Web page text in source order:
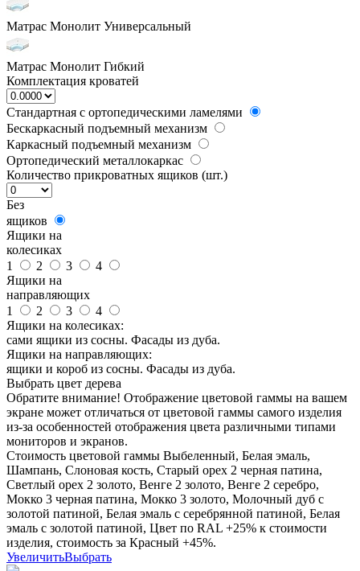
Матрас Монолит Универсальный
Матрас Монолит Гибкий
Комплектация кроватей
Стандартная с ортопедическими ламелями
Бескаркасный подъемный механизм
Каркасный подъемный механизм
Ортопедический металлокаркас
Количество прикроватных ящиков (шт.)
Без
ящиков
Ящики на
колесиках
1
2 3
4
Ящики на
направляющих
1
2 3
4
Ящики на колесиках:
сами ящики из сосны. Фасады из дуба.
Ящики на направляющих:
ящики и короб из сосны. Фасады из дуба.
Выбрать цвет дерева
Обратите внимание! Отображение цветовой гаммы на вашем
экране может отличаться от цветовой гаммы самого изделия
из-за особенностей отображения цвета различными типами
мониторов и экранов.
Стоимость цветовой гаммы Выбеленный, Белая эмаль,
Шампань, Слоновая кость, Старый орех 2 черная патина,
Светлый орех 2 золото, Венге 2 золото, Венге 2 серебро,
Мокко 3 черная патина, Мокко 3 золото, Молочный дуб с
золотой патиной, Белая эмаль с серебрянной патиной, Белая
эмаль с золотой патиной, Цвет по RAL +25% к стоимости
изделия, стоимость за Красный +45%.
УвеличитьВыбрать